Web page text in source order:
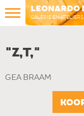
LEONARDO
GALERIE EN ATELIERS
"Z,T,"
GEA BRAAM